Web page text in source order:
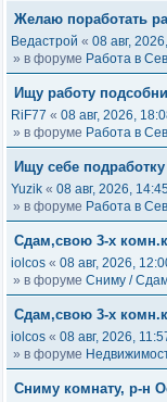
Желаю поработать
Ведастрой « 08 авг,
» в форуме Работа в
Ищу работу
RiF77 « 08 авг, 2026,
» в форуме Работа в
Ищу себе
Yuzik « 08 авг, 2026, 14:45
» в форуме Работа в
Сдам,свою 3-х
iolcos « 08 авг, 2026,
» в форуме Сниму /
Сдам,свою 3-х
iolcos « 08 авг, 2026,
» в форуме
Сниму комнату, р-н